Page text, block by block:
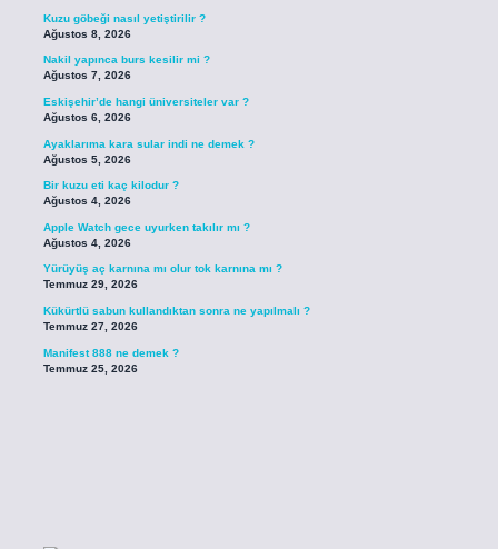
Kuzu göbeği nasıl yetiştirilir ?
Ağustos 8, 2026
Nakil yapınca burs kesilir mi ?
Ağustos 7, 2026
Eskişehir’de hangi üniversiteler var ?
Ağustos 6, 2026
Ayaklarıma kara sular indi ne demek ?
Ağustos 5, 2026
Bir kuzu eti kaç kilodur ?
Ağustos 4, 2026
Apple Watch gece uyurken takılır mı ?
Ağustos 4, 2026
Yürüyüş aç karnına mı olur tok karnına mı ?
Temmuz 29, 2026
Kükürtlü sabun kullandıktan sonra ne yapılmalı ?
Temmuz 27, 2026
Manifest 888 ne demek ?
Temmuz 25, 2026